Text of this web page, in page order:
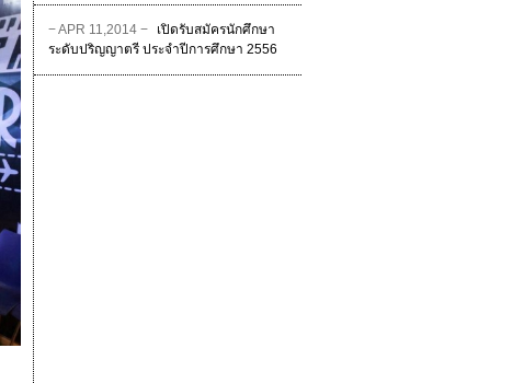
− APR 11,2014 −
เปิดรับสมัครนักศึกษา
ระดับปริญญาตรี ประจำปีการศึกษา 2556